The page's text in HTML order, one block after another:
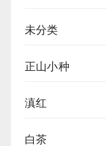
未分类
正山小种
滇红
白茶